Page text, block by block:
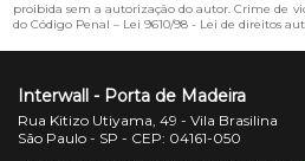
proibida sem a autorização do autor. Crime de
do Código Penal – Lei 9610/98 - Lei de direitos
Interwall - Porta de Madeira
Rua Kitizo Utiyama, 49 - Vila Brasilina
São Paulo - SP - CEP: 04161-050